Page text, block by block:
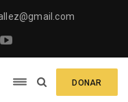
DONAR